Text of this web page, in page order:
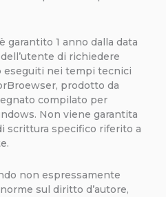
garantito 1 anno dalla data
di richiedere
eseguiti nei tempi tecnici
prodotto da
compilato per
Non viene garantita
scrittura specifico riferito a
non espressamente
sul diritto d’autore,